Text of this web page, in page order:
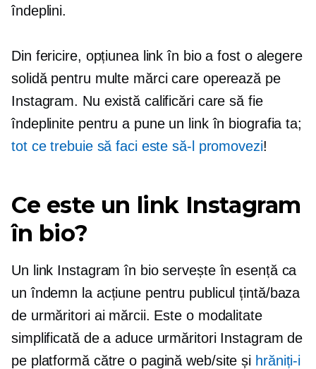
îndeplini.
Din fericire, opțiunea link în bio a fost o alegere
solidă pentru multe mărci care operează pe
Instagram. Nu există calificări care să fie
îndeplinite pentru a pune un link în biografia ta;
tot ce trebuie să faci este să-l promovezi!
Ce este un link Instagram
în bio?
Un link Instagram în bio servește în esență ca
un îndemn la acțiune pentru publicul țintă/baza
de urmăritori ai mărcii. Este o modalitate
simplificată de a aduce urmăritori Instagram de
pe platformă către o pagină web/site și hrăniți-i